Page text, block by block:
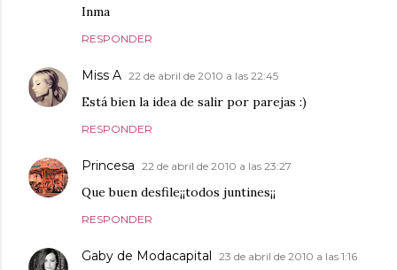
Inma
RESPONDER
Miss A 22 de abril de 2010 a las 22:45
Está bien la idea de salir por parejas :)
RESPONDER
Princesa 22 de abril de 2010 a las 23:27
Que buen desfile¡¡todos juntines¡¡
RESPONDER
Gaby de Modacapital 23 de abril de 2010 a las 1:16